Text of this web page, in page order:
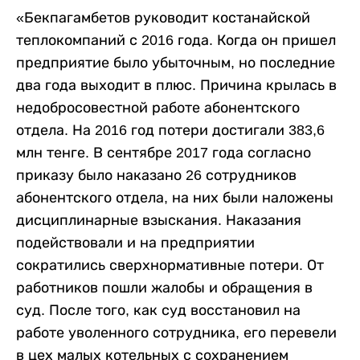
«Бекпагамбетов руководит костанайской
теплокомпаний с 2016 года. Когда он пришел
предприятие было убыточным, но последние
два года выходит в плюс. Причина крылась в
недобросовестной работе абонентского
отдела. На 2016 год потери достигали 383,6
млн тенге. В сентябре 2017 года согласно
приказу было наказано 26 сотрудников
абонентского отдела, на них были наложены
дисциплинарные взыскания. Наказания
подействовали и на предприятии
сократились сверхнормативные потери. От
работников пошли жалобы и обращения в
суд. После того, как суд восстановил на
работе уволенного сотрудника, его перевели
в цех малых котельных с сохранением